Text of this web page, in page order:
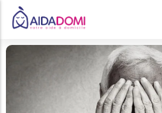
Ménage à domicile & Repassage
Garde d’enfants
Jardinage & Bricolage